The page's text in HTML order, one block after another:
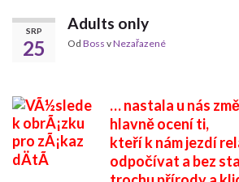
SRP
25
Adults only
Od Boss vNezařazené
… nastala u nás
hlavně ocení ti,
kteří k nám jezdí
odpočívat a bez